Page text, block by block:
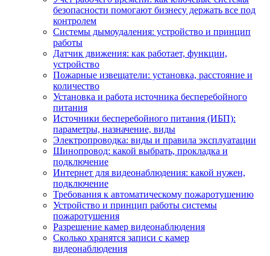
безопасности помогают бизнесу держать все под
контролем
Системы дымоудаления: устройство и принцип
работы
Датчик движения: как работает, функции,
устройство
Пожарные извещатели: установка, расстояние и
количество
Установка и работа источника бесперебойного
питания
Источники бесперебойного питания (ИБП):
параметры, назначение, виды
Электропроводка: виды и правила эксплуатации
Шинопровод: какой выбрать, прокладка и
подключение
Интернет для видеонаблюдения: какой нужен,
подключение
Требования к автоматическому пожаротушению
Устройство и принцип работы системы
пожаротушения
Разрешение камер видеонаблюдения
Сколько хранятся записи с камер
видеонаблюдения